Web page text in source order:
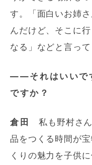
す。「面白いお姉
んだけど、そこに
なる」などと言っ
――それはいいで
ですか？
倉田
私も野村さ
品をつくる時間が
くりの魅力を子供